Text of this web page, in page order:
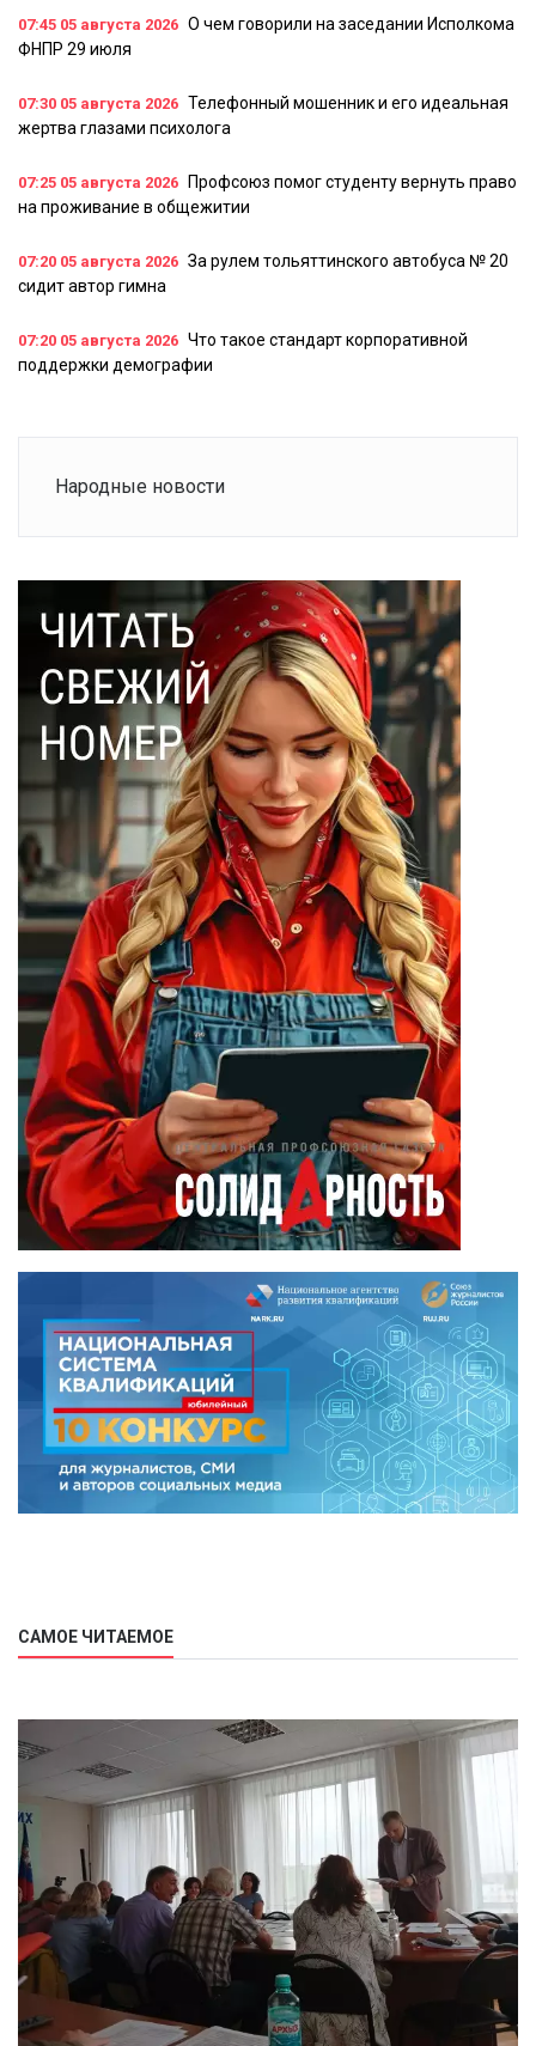
07:45 05 августа 2026 О чем говорили на заседании Исполкома
ФНПР 29 июля
07:30 05 августа 2026 Телефонный мошенник и его идеальная
жертва глазами психолога
07:25 05 августа 2026
Профсоюз помог студенту вернуть право
на проживание в общежитии
07:20 05 августа 2026 За рулем тольяттинского автобуса № 20
сидит автор гимна
07:20 05 августа 2026 Что такое стандарт корпоративной
поддержки демографии
Народные новости
САМОЕ ЧИТАЕМОЕ